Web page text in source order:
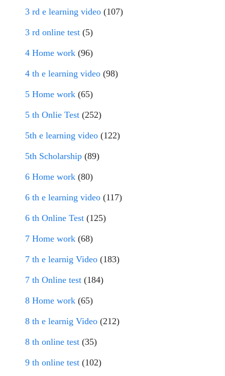
3 rd e learning video (107)
3 rd online test (5)
4 Home work (96)
4 th e learning video (98)
5 Home work (65)
5 th Onlie Test (252)
5th e learning video (122)
5th Scholarship (89)
6 Home work (80)
6 th e learning video (117)
6 th Online Test (125)
7 Home work (68)
7 th e learnig Video (183)
7 th Online test (184)
8 Home work (65)
8 th e learnig Video (212)
8 th online test (35)
9 th online test (102)